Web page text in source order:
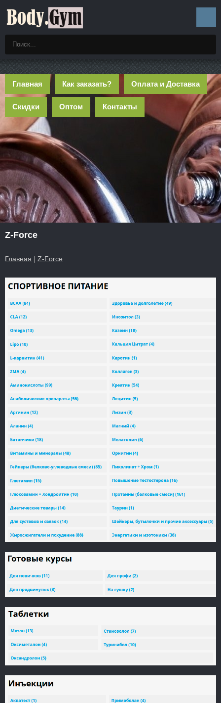
Главная Как заказать? Оплата и Доставка
Скидки Оптом Контакты
Z-Force
Главная | Z-Force